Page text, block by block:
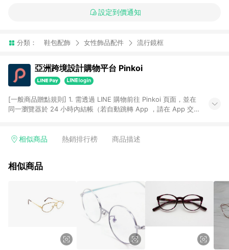
設定到價通知
分類： 鞋包配飾 女性飾品配件 流行鏡框
亞洲跨境設計購物平台 Pinkoi
[一般商品贈點規則] 1. 需透過 LINE 購物前往 Pinkoi 頁面，並在
同一瀏覽器於 24 小時內結帳（若自動跳轉 App ，請在 App 交
回饋訂單不得享有 Pinkoi 站方優惠，例如首購優惠，P coins，
行為，不具贈點資格，部分退款不在此限。 6. APP 請更新至
貨後 45 天後發送。 8. 群眾募資商品，禮物卡，開館保證金，補
運費，攤位費等不具贈點資格。 9. LINE 購物站上之商品規格、
顏色、價位、贈品如與 Pinkoi 商品資訊頁及購物車不符，以
Pinkoi 購物商品資訊頁及購物車標示為準。 10. 點數紅包使用規
則請以點數紅包活動說明為準。 11. 若於 LINE 購物前往 Pinkoi
頁面後才首次下載 Pinkoi APP 並完成訂單，不符合導購資格；承
上，首次下載 Pinkoi APP 後，需透過 LINE 購物前往 Pinkoi 頁
相似商品 熱銷排行榜 商品描述
相似商品